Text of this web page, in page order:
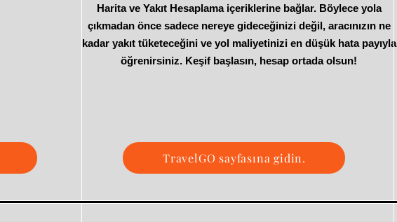
Harita ve Yakıt Hesaplama içeriklerine bağlar. Böylece yola
çıkmadan önce sadece nereye gideceğinizi değil, aracınızın ne
kadar yakıt tüketeceğini ve yol maliyetinizi en düşük hata payıyla
öğrenirsiniz. Keşif başlasın, hesap ortada olsun!
TravelGO sayfasına gidin.